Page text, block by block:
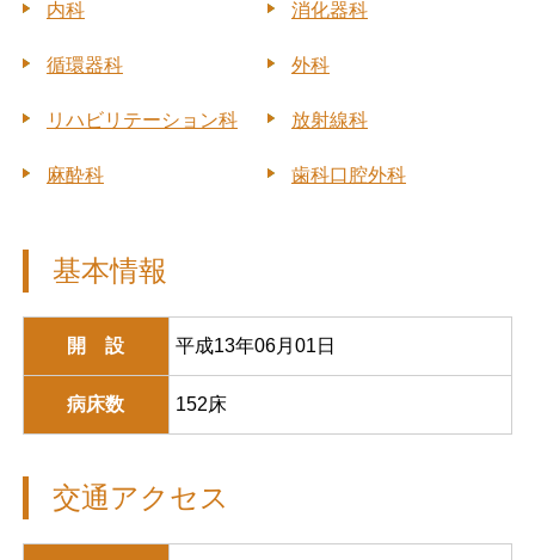
内科 消化器科
循環器科 外科
リハビリテーション科 放射線科
麻酔科 歯科口腔外科
基本情報
開 設 平成13年06月01日
病床数 152床
交通アクセス